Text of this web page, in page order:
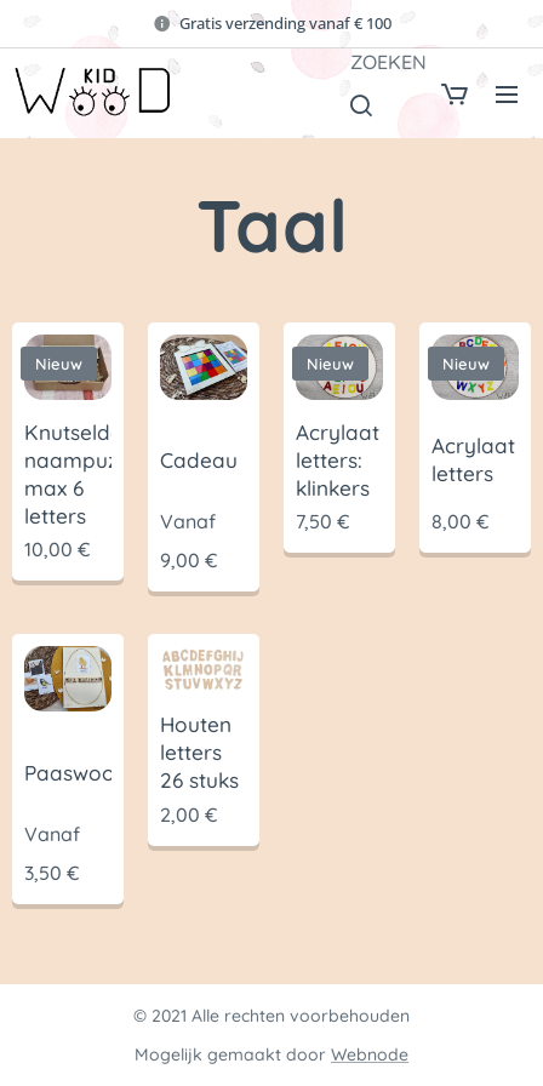
Gratis verzending vanaf € 100
ZOEKEN
Taal
Knutseldoos
naampuzzel
max 6
letters
Nieuw
10,00 €
Cadeau
Vanaf
9,00 €
Acrylaat
letters:
klinkers
Nieuw
7,50 €
Acrylaat
letters
Nieuw
8,00 €
Paaswoorden
Vanaf
3,50 €
Houten
letters
26 stuks
2,00 €
© 2021 Alle rechten voorbehouden
Mogelijk gemaakt door Webnode